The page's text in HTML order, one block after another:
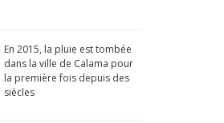
En 2015, la pluie est tombée
dans la ville de Calama pour
la première fois depuis des
siècles